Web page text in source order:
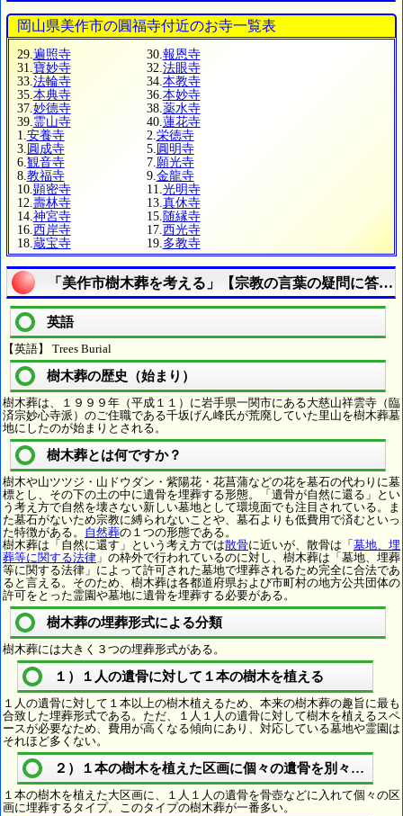
岡山県美作市の圓福寺付近のお寺一覧表
29. 遍照寺 30. 報恩寺
31. 寶妙寺 32. 法眼寺
33. 法輪寺 34. 本教寺
35. 本典寺 36. 本妙寺
37. 妙德寺 38. 薬水寺
39. 霊山寺 40. 蓮花寺
1. 安養寺 2. 栄徳寺
3. 圓成寺 5. 圓明寺
6. 観音寺 7. 願光寺
8. 教福寺 9. 金龍寺
10. 顕密寺 11. 光明寺
12. 壽林寺 13. 真休寺
14. 神宮寺 15. 随縁寺
16. 西岸寺 17. 西光寺
18. 蔵宝寺 19. 多教寺
「美作市樹木葬を考える」【宗教の言葉の疑問に答え
英語
【英語】 Trees Burial
樹木葬の歴史（始まり）
樹木葬は、１９９９年（平成１１）に岩手県一関市にある大慈山祥雲寺（臨
済宗妙心寺派）のご住職である千坂げん峰氏が荒廃していた里山を樹木葬墓
地にしたのが始まりとされる。
樹木葬とは何ですか？
樹木や山ツツジ・山ドウダン・紫陽花・花菖蒲などの花を墓石の代わりに墓
標とし、その下の土の中に遺骨を埋葬する形態。「遺骨が自然に還る」とい
う考え方で自然を壊さない新しい墓地として環境面でも注目されている。ま
た墓石がないため宗教に縛られないことや、墓石よりも低費用で済むといっ
た特徴がある。 自然葬の１つの形態である。
樹木葬は「自然に還す」という考え方では散骨に近いが、散骨は「 墓地、埋
葬等に関する法律 」の枠外で行われているのに対し、樹木葬は「墓地、埋葬
等に関する法律」によって許可された墓地で埋葬されるため完全に合法であ
ると言える。そのため、樹木葬は各都道府県および市町村の地方公共団体の
許可をとった霊園や墓地に遺骨を埋葬する必要がある。
樹木葬の埋葬形式による分類
樹木葬には大きく３つの埋葬形式がある。
１）１人の遺骨に対して１本の樹木を植える
１人の遺骨に対して１本以上の樹木植えるため、本来の樹木葬の趣旨に最も
合致した埋葬形式である。ただ、１人１人の遺骨に対して樹木を植えるスペ
ースが必要なため、費用が高くなる傾向にあり、対応している墓地や霊園は
それほど多くない。
２）１本の樹木を植えた区画に個々の遺骨を別々に埋葬
１本の樹木を植えた大区画に、１人１人の遺骨を骨壺などに入れて個々の区
画に埋葬するタイプ。このタイプの樹木葬が一番多い。